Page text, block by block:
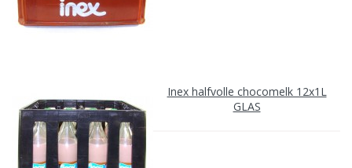
Inex halfvolle chocomelk 12x1L
GLAS